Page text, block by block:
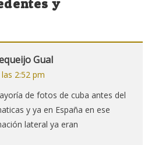
y
Gual
2:52 pm
de fotos de cuba antes del
y ya en España en ese
lateral ya eran